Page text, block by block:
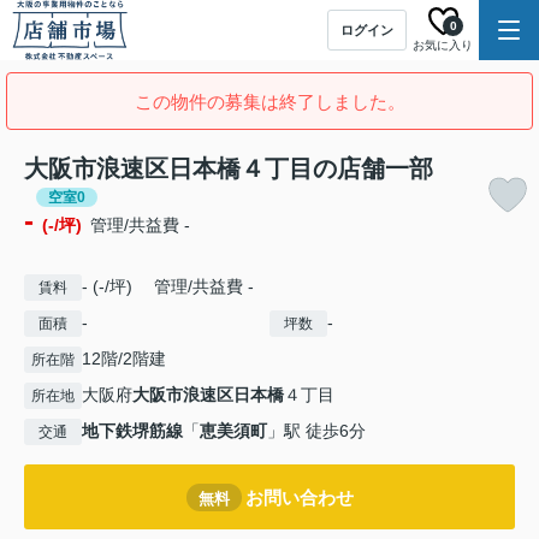
ログイン
お気に入り
0
この物件の募集は終了しました。
大阪市浪速区日本橋４丁目の店舗一部
空室0
- (-/坪) 管理/共益費 -
賃料 - (-/坪) 管理/共益費 -
面積 - 坪数 -
所在階 12階/2階建
所在地 大阪府大阪市浪速区日本橋４丁目
交通 地下鉄堺筋線 「恵美須町」駅 徒歩6分
無料 お問い合わせ